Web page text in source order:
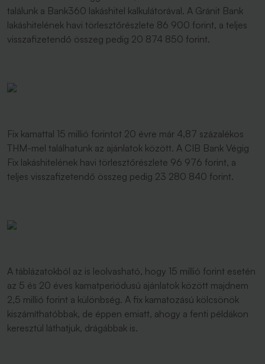
találunk a Bank360 lakáshitel kalkulátorával. A Gránit Bank
lakáshitelének havi törlesztőrészlete 86 900 forint, a teljes
visszafizetendő összeg pedig 20 874 850 forint.
Fix kamattal 15 millió forintot 20 évre már 4,87 százalékos
THM-mel találhatunk az ajánlatok között. A CIB Bank Végig
Fix lakáshitelének havi törlesztőrészlete 96 976 forint, a
teljes visszafizetendő összeg pedig 23 280 840 forint.
A táblázatokból az is leolvasható, hogy 15 millió forint esetén
az 5 és 20 éves kamatperiódusú ajánlatok között majdnem
2,5 millió forint a különbség. A fix kamatozású kölcsönök
kiszámíthatóbbak, de éppen emiatt, ahogy a fenti példákon
keresztül láthatjuk, drágábbak is.